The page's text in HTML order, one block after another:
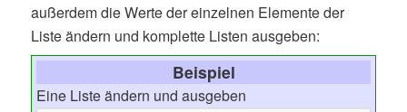
außerdem die Werte der einzelnen Elemente der
Liste ändern und komplette Listen ausgeben:
Beispiel
Eine Liste ändern und ausgeben